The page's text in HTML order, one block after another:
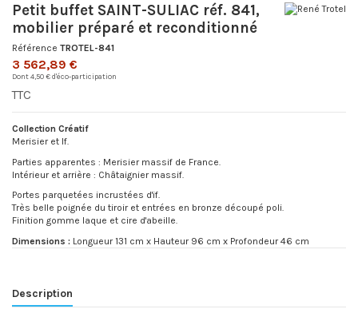
Petit buffet SAINT-SULIAC réf. 841,
mobilier préparé et reconditionné
Référence TROTEL-841
3 562,89 €
Dont 4,50 € d'éco-participation
TTC
Collection Créatif
Merisier et If.
Parties apparentes : Merisier massif de France.
Intérieur et arrière : Châtaignier massif.
Portes parquetées incrustées d'if.
Très belle poignée du tiroir et entrées en bronze découpé poli.
Finition gomme laque et cire d'abeille.
Dimensions : Longueur 131 cm x Hauteur 96 cm x Profondeur 46 cm
Description